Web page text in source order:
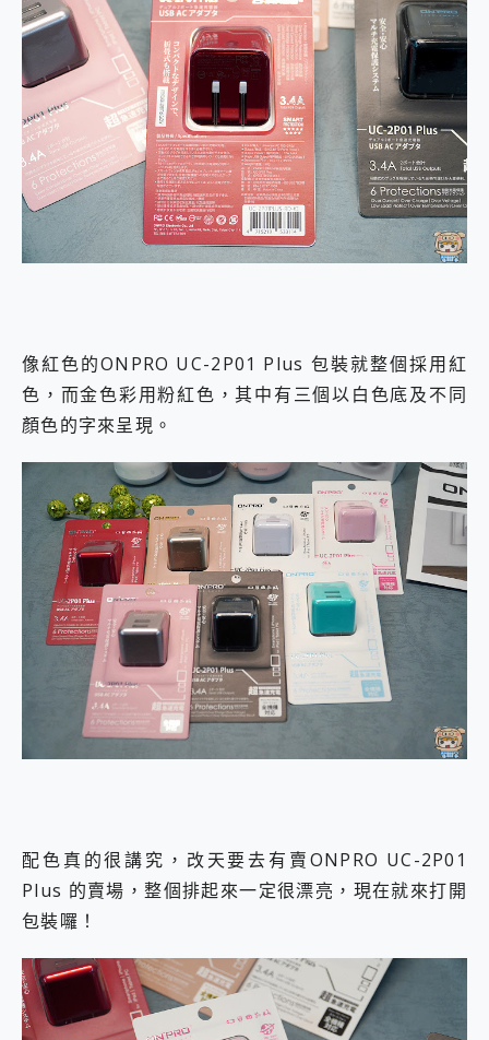
像紅色的ONPRO UC-2P01 Plus 包裝就整個採用紅
色，而金色彩用粉紅色，其中有三個以白色底及不同
顏色的字來呈現。
配色真的很講究，改天要去有賣ONPRO UC-2P01
Plus 的賣場，整個排起來一定很漂亮，現在就來打開
包裝囉！